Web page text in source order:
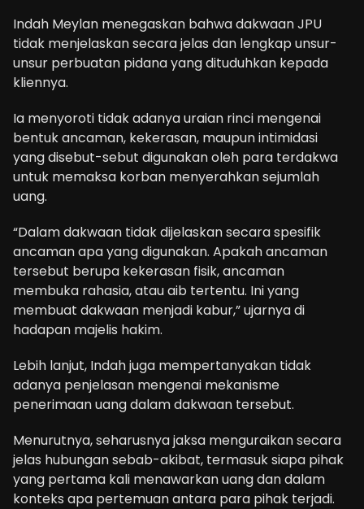
Indah Meylan menegaskan bahwa dakwaan JPU
tidak menjelaskan secara jelas dan lengkap unsur-
unsur perbuatan pidana yang dituduhkan kepada
kliennya.
Ia menyoroti tidak adanya uraian rinci mengenai
bentuk ancaman, kekerasan, maupun intimidasi
yang disebut-sebut digunakan oleh para terdakwa
untuk memaksa korban menyerahkan sejumlah
uang.
“Dalam dakwaan tidak dijelaskan secara spesifik
ancaman apa yang digunakan. Apakah ancaman
tersebut berupa kekerasan fisik, ancaman
membuka rahasia, atau aib tertentu. Ini yang
membuat dakwaan menjadi kabur,” ujarnya di
hadapan majelis hakim.
Lebih lanjut, Indah juga mempertanyakan tidak
adanya penjelasan mengenai mekanisme
penerimaan uang dalam dakwaan tersebut.
Menurutnya, seharusnya jaksa menguraikan secara
jelas hubungan sebab-akibat, termasuk siapa pihak
yang pertama kali menawarkan uang dan dalam
konteks apa pertemuan antara para pihak terjadi.